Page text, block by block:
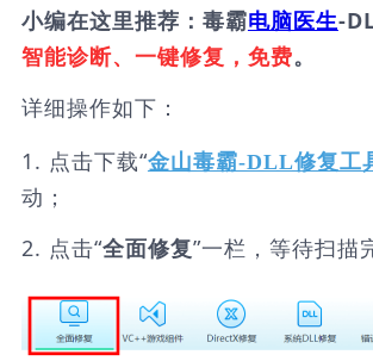
小编在这里推荐：毒霸电脑医生-
智能诊断、一键修复，免费。
详细操作如下：
1. 点击下载“金山毒霸-DLL修复工
动；
2. 点击“全面修复”一栏，等待扫描